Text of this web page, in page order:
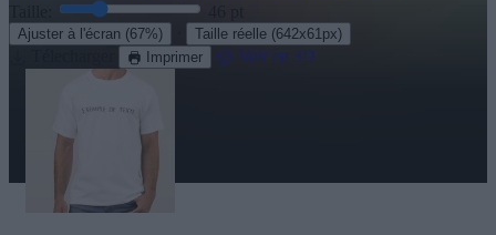
Ajuster à l'écran (67%) Taille réelle (642x61px)
Imprimer Voir en 3D